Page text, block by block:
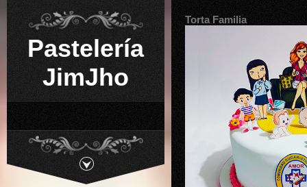
Pastelería
JimJho
Torta Familia